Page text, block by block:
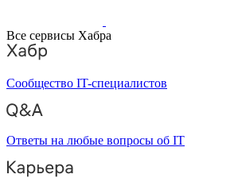
Все сервисы Хабра
Сообщество IT-специалистов
Ответы на любые вопросы об IT